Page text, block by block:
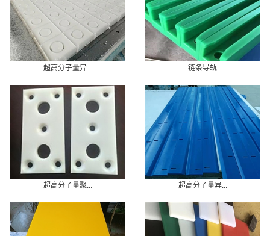
超高分子量异... 链条导轨
超高分子量聚... 超高分子量异...